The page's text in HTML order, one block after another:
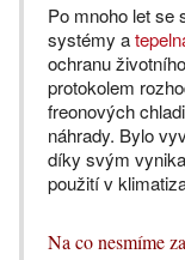
Po mnoho let se
systémy a
ochranu
protokolem
freonových
náhrady. Bylo
díky svým
použití v
Na co nesmíme